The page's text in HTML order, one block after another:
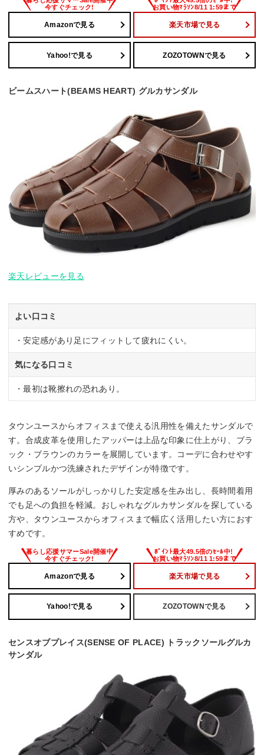
Amazonで見る 楽天市場で見る
Yahoo!で見る ZOZOTOWNで見る
ビームスハート(BEAMS HEART) グルカサンダル
楽天レビューを見る
よい口コミ
・安定感があり足にフィットして疲れにくい。
気になる口コミ
・最初は靴擦れの恐れあり。
タウンユースからオフィスまで使える汎用性を備えたサンダルで
す。合成皮革を使用したアッパーは上品な印象に仕上がり、ブラ
ック・ブラウンのカラーを展開しています。コーデに合わせやす
いシンプルかつ洗練されたデザインが特徴です。
厚みのあるソールがしっかりした安定感を生み出し、長時間着用
でも足への負担を軽減。おしゃれなグルカサンダルを探している
方や、タウンユースからオフィスまで幅広く活用したい方におす
すめです。
Amazonで見る 楽天市場で見る
Yahoo!で見る ZOZOTOWNで見る
センスオブプレイス(SENSE OF PLACE) トラックソールグルカ
サンダル